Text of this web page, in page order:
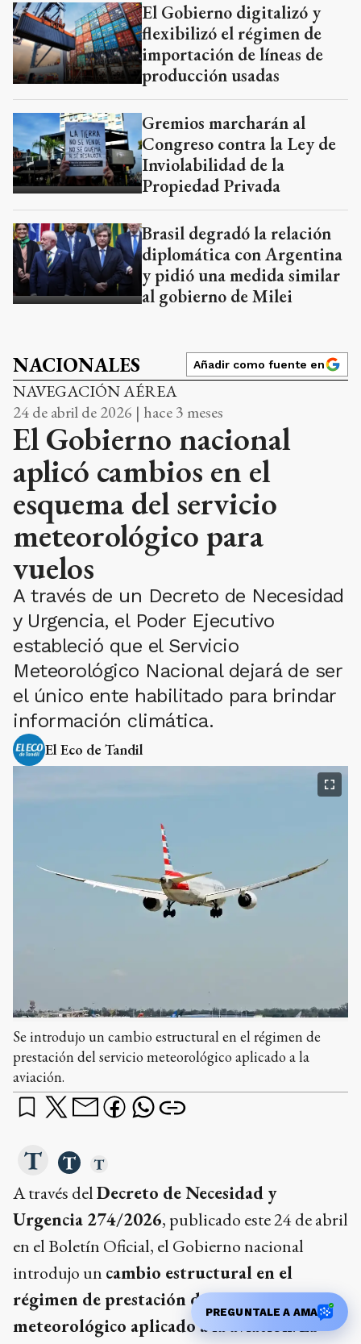
El Gobierno digitalizó y
flexibilizó el régimen de
importación de líneas de
producción usadas
Gremios marcharán al
Congreso contra la Ley de
Inviolabilidad de la
Propiedad Privada
Brasil degradó la relación
diplomática con Argentina
y pidió una medida similar
al gobierno de Milei
NACIONALES Añadir como fuente en
NAVEGACIÓN AÉREA
24 de abril de 2026 | hace 3 meses
El Gobierno nacional
aplicó cambios en el
esquema del servicio
meteorológico para
vuelos
A través de un Decreto de Necesidad
y Urgencia, el Poder Ejecutivo
estableció que el Servicio
Meteorológico Nacional dejará de ser
el único ente habilitado para brindar
información climática.
El Eco de Tandil
Se introdujo un cambio estructural en el régimen de
prestación del servicio meteorológico aplicado a la
aviación.
A través delDecreto de Necesidad y
Urgencia 274/2026, publicado este 24 de abril
en el Boletín Oficial, el Gobierno nacional
introdujo un cambio estructural en el
régimen de prestación del servicio
meteorológico aplicado a la aviación. La
PREGUNTALE A AMA